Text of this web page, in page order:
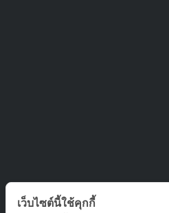
ติดต่อเรา
เว็บไซต์นี้ใช้คุกกี้